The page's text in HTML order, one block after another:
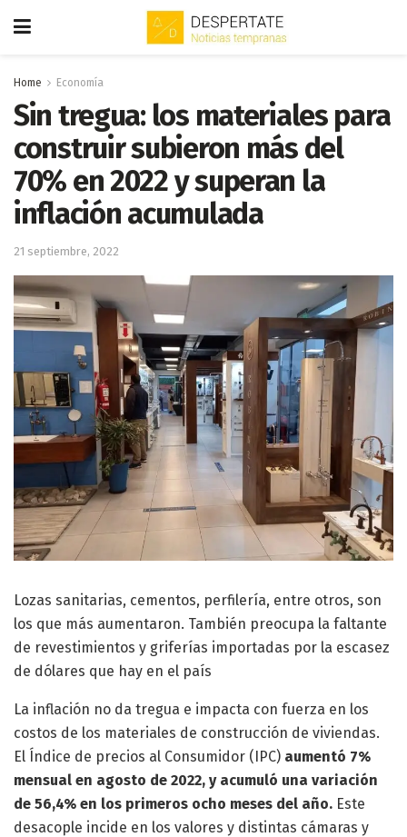
Home Economía
Sin tregua: los materiales para
construir subieron más del
70% en 2022 y superan la
inflación acumulada
21 septiembre, 2022
Lozas sanitarias, cementos, perfilería, entre otros, son
los que más aumentaron. También preocupa la faltante
de revestimientos y griferías importadas por la escasez
de dólares que hay en el país
La inflación no da tregua e impacta con fuerza en los
costos de los materiales de construcción de viviendas.
El Índice de precios al Consumidor (IPC) aumentó 7%
mensual en agosto de 2022, y acumuló una variación
de 56,4% en los primeros ocho meses del año. Este
desacople incide en los valores y distintas cámaras y